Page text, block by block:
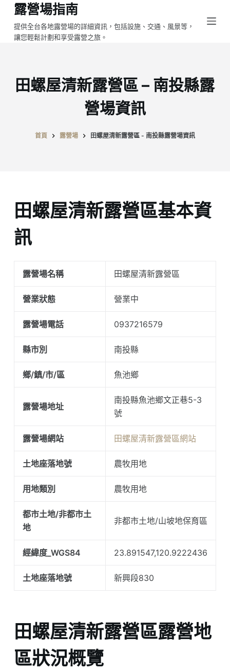
跳
至
主
容
露營場指南
提供全台各地露營場的詳細資訊，包括設施、交通、風景等，
讓您輕鬆計劃和享受露營之旅。
田螺屋清新露營區 – 南投縣露
營場資訊
首頁 露營場 田螺屋清新露營區 - 南投縣露營場資訊
田螺屋清新露營區基本資
訊
露營場名稱 田螺屋清新露營區
營業狀態 營業中
露營場電話 0937216579
縣市別 南投縣
鄉/鎮/市/區 魚池鄉
露營場地址
南投縣魚池鄉文正巷5-3
號
露營場網站 田螺屋清新露營區網站
土地座落地號 農牧用地
用地類別 農牧用地
都市土地/非都市土
地
非都市土地/山坡地保育區
經緯度_WGS84 23.891547,120.9222436
土地座落地號 新興段830
田螺屋清新露營區露營地
區狀況概覽